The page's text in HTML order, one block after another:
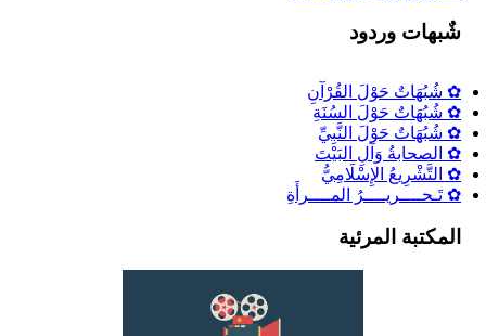
شٌبهات وردود
✿ شُبُهَاتٌ حَوْلَ القُرْآنِ
✿ شُبُهَاتٌ حَوْلَ السُنَةِ
✿ شُبُهَاتٌ حَوْلَ النَّبِيِّ
✿ الصحابةُ وَآلِ البَيْتَ
✿ التَّشْرِيعُ الإِسْلَامِيُّ
✿ تَـحــــريــــرُ المــــرأَةِ
المكتبة المرئية